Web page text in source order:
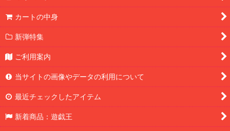
カートの中身
新弾特集
ご利用案内
当サイトの画像やデータの利用について
最近チェックしたアイテム
新着商品：遊戯王